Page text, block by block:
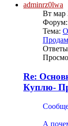
adminrz0lwa
Вт мар
Форум:
Тема:
Продам
Re:
Куплю-
А